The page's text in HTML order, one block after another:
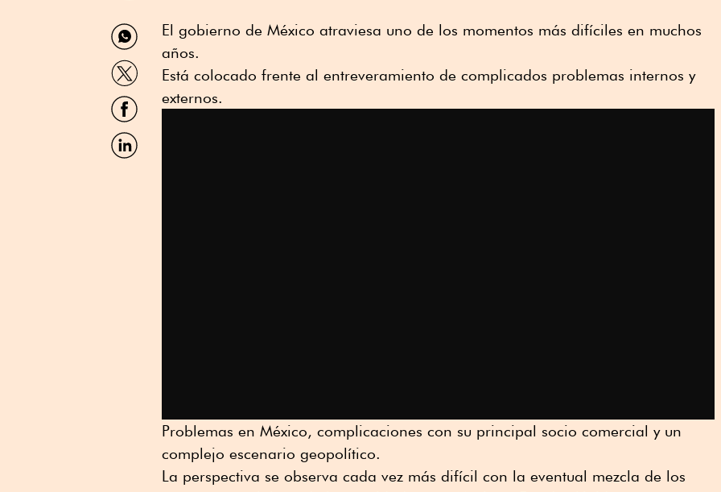
Compartir
por
WhatsApp
Compartir
por
Twitter
Compartir
por
Facebook
Compartir
por
El gobierno de México atraviesa uno de los momentos más difíciles en muchos
años.
Está colocado frente al entreveramiento de complicados problemas internos y
externos.
Problemas en México, complicaciones con su principal socio comercial y un
complejo escenario geopolítico.
La perspectiva se observa cada vez más difícil con la eventual mezcla de los